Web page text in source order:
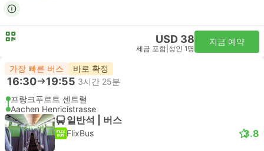
USD 38
세금 포함 성인 1명
지금 예약
가장 빠른 버스 바로 확정
16:30 19:55 3시간 25분
프랑크푸르트 센트럴
Aachen Henricistrasse
일반석 | 버스
FlixBus 3.8